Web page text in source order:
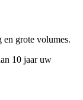
en grote volumes.